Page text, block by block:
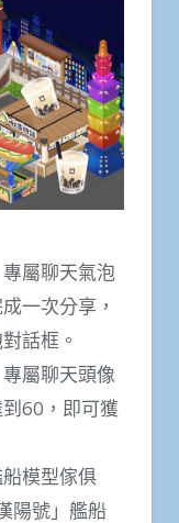
屬聊天氣泡
一次分享，
話框。
屬聊天頭像
60，即可獲
模型傢俱
陽號」艦船